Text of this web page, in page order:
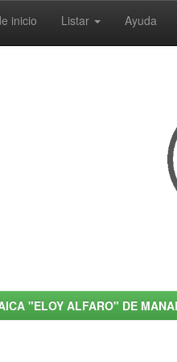
inicio Listar Ayuda
"ELOY ALFARO" DE